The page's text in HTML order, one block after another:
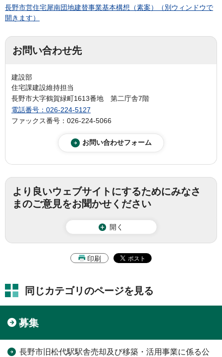
長野市営住宅犀南団地建替事業基本構想（素案）（別ウィンドウで
開きます）
お問い合わせ先
建設部
住宅課建設維持担当
長野市大字鶴賀緑町1613番地 第二庁舎7階
電話番号：026-224-5127
ファックス番号：026-224-5066
より良いウェブサイトにするためにみなさ
まのご意見をお聞かせください
開く
印刷
同じカテゴリのページを見る
募集
長野市旧松代駅駅舎売却及び移築・活用事業に係る公